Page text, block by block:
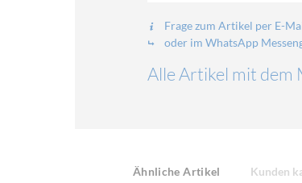
Frage zum Artikel per E-
oder im WhatsApp
Alle Artikel mit dem
Ähnliche Artikel Kunden